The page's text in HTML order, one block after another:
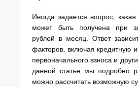
Иногда задается вопрос,
может быть получена при
рублей в месяц. Ответ
факторов, включая кредитную
первоначального взноса и
данной статье мы подробно
можно рассчитать возможную